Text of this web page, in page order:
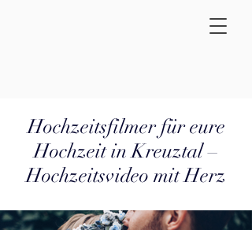
Hochzeitsfilmer für eure
Hochzeit in Kreuztal –
Hochzeitsvideo mit Herz